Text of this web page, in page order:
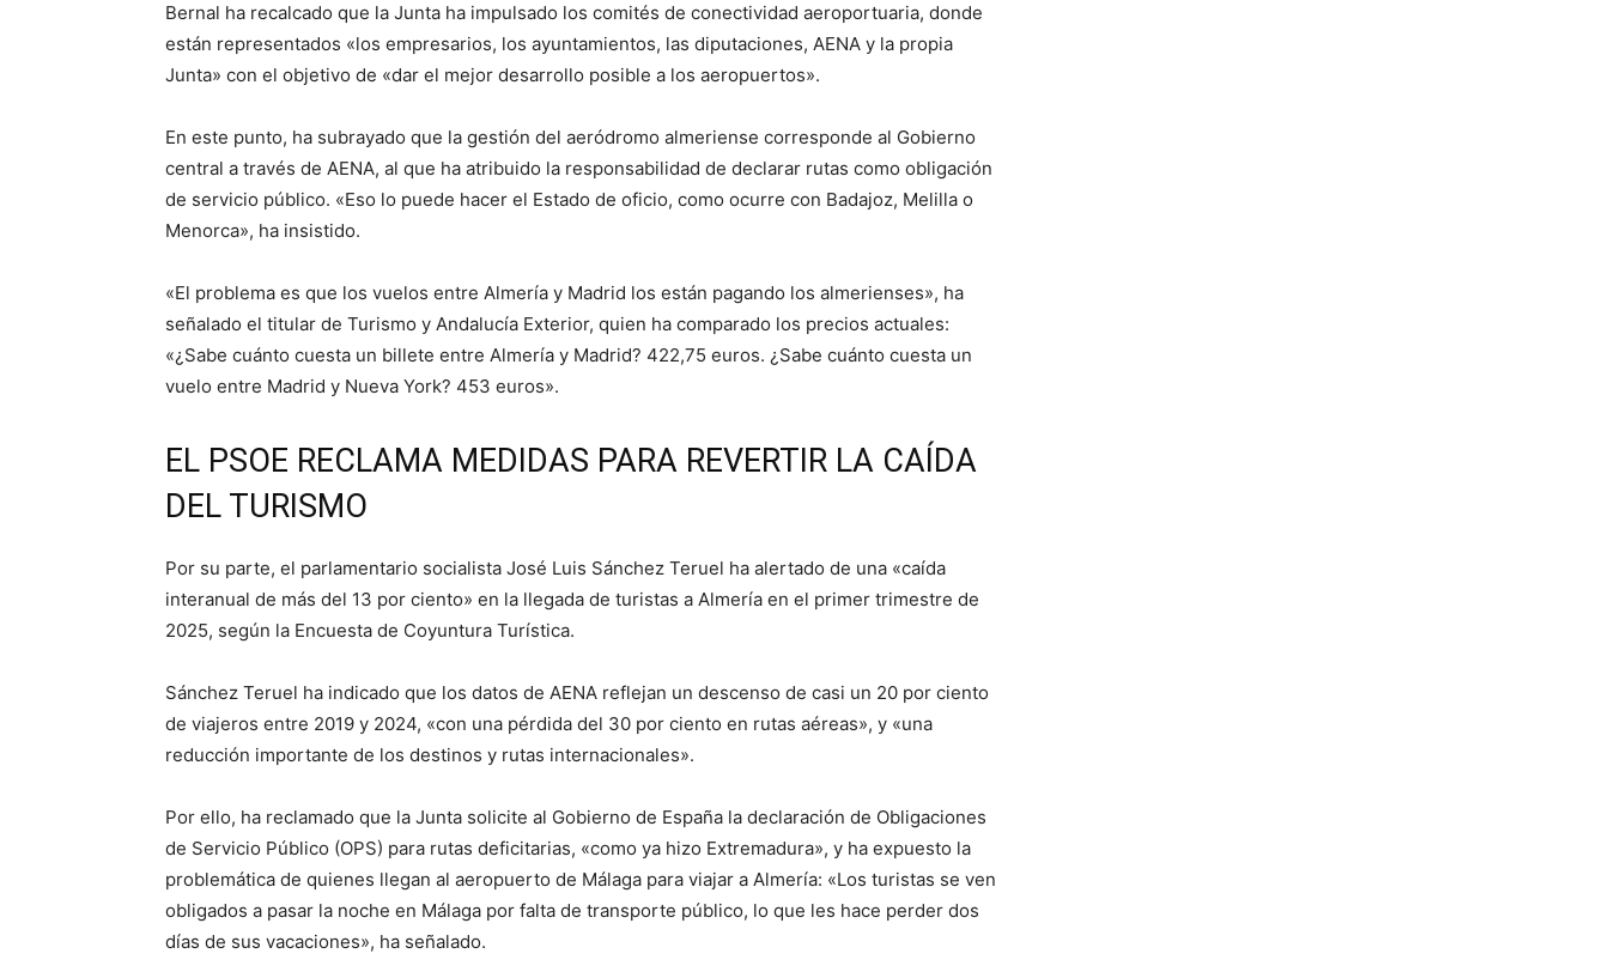
Bernal ha recalcado que la Junta ha impulsado los comités de conectividad aeroportuaria, donde
están representados «los empresarios, los ayuntamientos, las diputaciones, AENA y la propia
Junta» con el objetivo de «dar el mejor desarrollo posible a los aeropuertos».
En este punto, ha subrayado que la gestión del aeródromo almeriense corresponde al Gobierno
central a través de AENA, al que ha atribuido la responsabilidad de declarar rutas como obligación
de servicio público. «Eso lo puede hacer el Estado de oficio, como ocurre con Badajoz, Melilla o
Menorca», ha insistido.
«El problema es que los vuelos entre Almería y Madrid los están pagando los almerienses», ha
señalado el titular de Turismo y Andalucía Exterior, quien ha comparado los precios actuales:
«¿Sabe cuánto cuesta un billete entre Almería y Madrid? 422,75 euros. ¿Sabe cuánto cuesta un
vuelo entre Madrid y Nueva York? 453 euros».
EL PSOE RECLAMA MEDIDAS PARA REVERTIR LA CAÍDA
DEL TURISMO
Por su parte, el parlamentario socialista José Luis Sánchez Teruel ha alertado de una «caída
interanual de más del 13 por ciento» en la llegada de turistas a Almería en el primer trimestre de
2025, según la Encuesta de Coyuntura Turística.
Sánchez Teruel ha indicado que los datos de AENA reflejan un descenso de casi un 20 por ciento
de viajeros entre 2019 y 2024, «con una pérdida del 30 por ciento en rutas aéreas», y «una
reducción importante de los destinos y rutas internacionales».
Por ello, ha reclamado que la Junta solicite al Gobierno de España la declaración de Obligaciones
de Servicio Público (OPS) para rutas deficitarias, «como ya hizo Extremadura», y ha expuesto la
problemática de quienes llegan al aeropuerto de Málaga para viajar a Almería: «Los turistas se ven
obligados a pasar la noche en Málaga por falta de transporte público, lo que les hace perder dos
días de sus vacaciones», ha señalado.